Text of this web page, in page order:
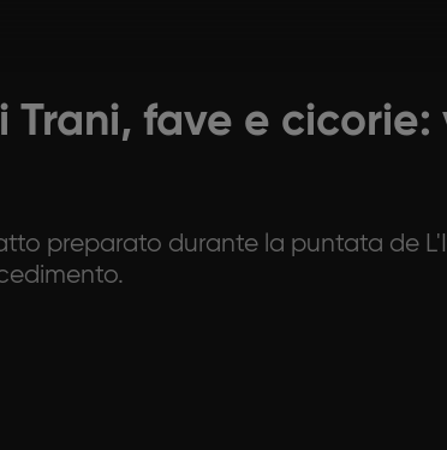
fave e cicorie:
preparato durante la puntata de